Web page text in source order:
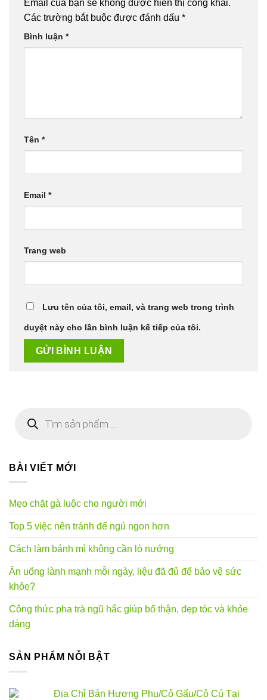
Email của bạn sẽ không được hiển thị công khai.
Các trường bắt buộc được đánh dấu *
Bình luận *
Tên *
Email *
Trang web
Lưu tên của tôi, email, và trang web trong trình
duyệt này cho lần bình luận kế tiếp của tôi.
kiếm
BÀI VIẾT MỚI
Mẹo chặt gà luộc cho người mới
Top 5 việc nên tránh để ngủ ngon hơn
Cách làm bánh mì không cần lò nướng
Ăn uống lành mạnh mỗi ngày, liệu đã đủ để bảo vệ sức
khỏe?
Công thức pha trà ngũ hắc giúp bổ thận, đẹp tóc và khỏe
dáng
SẢN PHẨM NỖI BẬT
Địa Chỉ Bán Hương Phụ/Cỏ Gấu/Cỏ Cú Tại